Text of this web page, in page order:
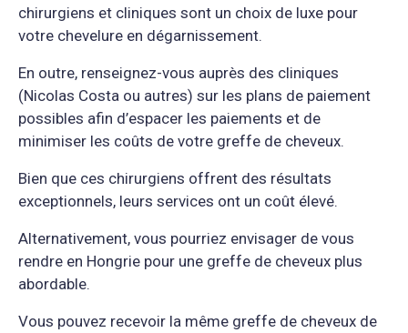
chirurgiens et cliniques sont un choix de luxe pour
votre chevelure en dégarnissement.
En outre, renseignez-vous auprès des cliniques
(Nicolas Costa ou autres) sur les plans de paiement
possibles afin d’espacer les paiements et de
minimiser les coûts de votre greffe de cheveux.
Bien que ces chirurgiens offrent des résultats
exceptionnels, leurs services ont un coût élevé.
Alternativement, vous pourriez envisager de vous
rendre en Hongrie pour une greffe de cheveux plus
abordable.
Vous pouvez recevoir la même greffe de cheveux de